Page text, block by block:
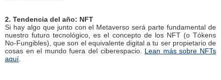
2. Tendencia del año: NFT
Si hay algo que junto con el Metaverso será parte fundamental de
nuestro futuro tecnológico, es el concepto de los NFT (o Tókens
No-Fungibles), que son el equivalente digital a tu ser propietario de
cosas en el mundo fuera del ciberespacio. Lean más sobre NFTs
aquí